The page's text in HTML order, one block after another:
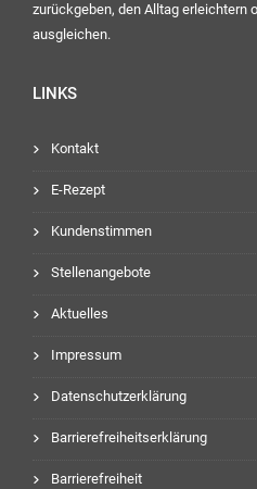
zurückgeben, den Alltag erleichtern
ausgleichen.
LINKS
Kontakt
E-Rezept
Kundenstimmen
Stellenangebote
Aktuelles
Impressum
Datenschutzerklärung
Barrierefreiheitserklärung
Barrierefreiheit